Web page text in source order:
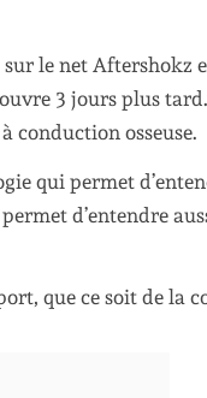
le net Aftershokz
3 jours plus
conduction osseuse.
qui permet
d’entendre
que ce soit de la